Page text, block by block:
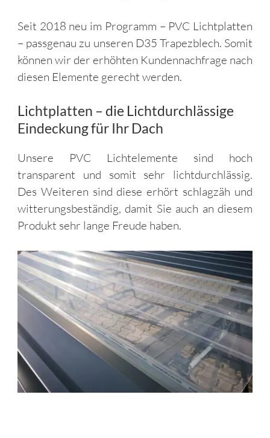
Seit 2018 neu im Programm – PVC Lichtplatten
– passgenau zu unseren D35 Trapezblech. Somit
können wir der erhöhten Kundennachfrage nach
diesen Elemente gerecht werden.
Lichtplatten – die Lichtdurchlässige
Eindeckung für Ihr Dach
Unsere PVC Lichtelemente sind hoch
transparent und somit sehr lichtdurchlässig.
Des Weiteren sind diese erhört schlagzäh und
witterungsbeständig, damit Sie auch an diesem
Produkt sehr lange Freude haben.